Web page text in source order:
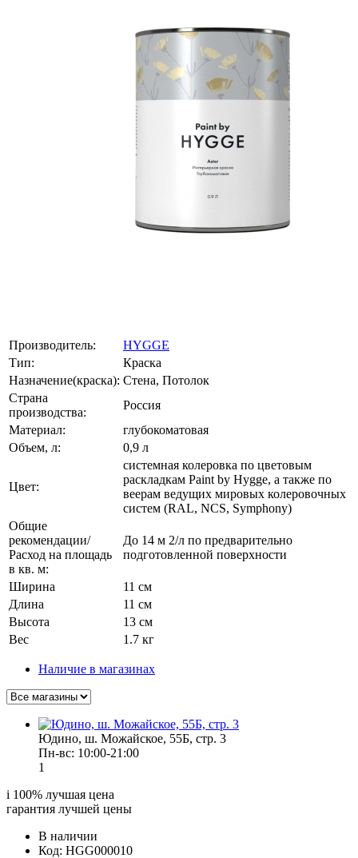
Производитель:
HYGGE
Тип:
Краска
Назначение(краска): Стена, Потолок
Страна
производства:
Россия
Материал:
глубокоматовая
Объем, л:
0,9 л
Цвет:
системная колеровка по цветовым
раскладкам Paint by Hygge, а также по
веерам ведущих мировых колеровочных
систем (RAL, NCS, Symphony)
Общие
рекомендации/
Расход на площадь
в кв. м:
До 14 м 2/л по предварительно
подготовленной поверхности
Ширина
11 см
Длина
11 см
Высота
13 см
Вес
1.7 кг
Наличие в магазинах
Юдино, ш. Можайское, 55Б, стр. 3
Пн-вс: 10:00-21:00
1
i 100% лучшая цена
гарантия лучшей цены
В наличии
Код: HGG000010